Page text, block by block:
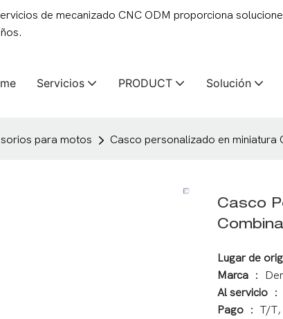
de mecanizado CNC ODM proporciona
Servicios PRODUCT Solución
para motos Casco personalizado en miniatura
Casco
Lugar de
Marca
：
Al servicio
Pago
： T/